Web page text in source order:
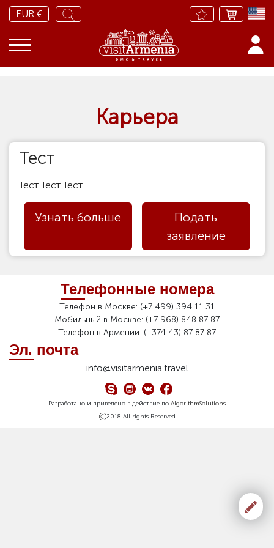
EUR €
Карьера
Тест
Тест Тест Тест
Узнать больше
Подать
заявление
Телефонные номера
Телефон в Москве: (+7 499) 394 11 31
Мобильный в Москве: (+7 968) 848 87 87
Телефон в Армении: (+374 43) 87 87 87
Эл. почта
info@visitarmenia.travel
Разработано и приведено в действие по AlgorithmSolutions
2018 All rights Reserved